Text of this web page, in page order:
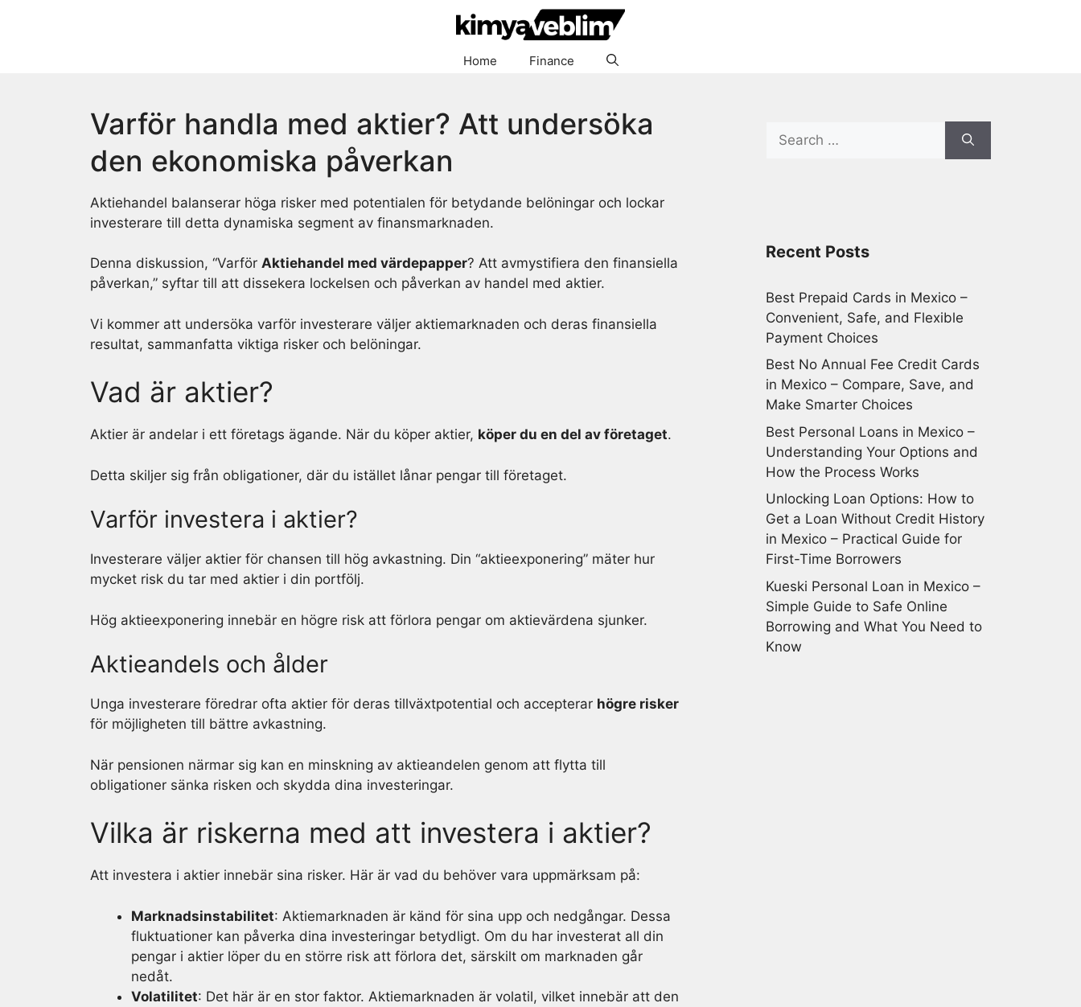
Home Finance
Varför handla med aktier? Att undersöka
den ekonomiska påverkan
Aktiehandel balanserar höga risker med potentialen för betydande belöningar och lockar
investerare till detta dynamiska segment av finansmarknaden.
Denna diskussion, “Varför Aktiehandel med värdepapper? Att avmystifiera den finansiella
påverkan,” syftar till att dissekera lockelsen och påverkan av handel med aktier.
Vi kommer att undersöka varför investerare väljer aktiemarknaden och deras finansiella
resultat, sammanfatta viktiga risker och belöningar.
Vad är aktier?
Aktier är andelar i ett företags ägande. När du köper aktier, köper du en del av företaget.
Detta skiljer sig från obligationer, där du istället lånar pengar till företaget.
Varför investera i aktier?
Investerare väljer aktier för chansen till hög avkastning. Din “aktieexponering” mäter hur
mycket risk du tar med aktier i din portfölj.
Hög aktieexponering innebär en högre risk att förlora pengar om aktievärdena sjunker.
Aktieandels och ålder
Unga investerare föredrar ofta aktier för deras tillväxtpotential och accepterar högre risker
för möjligheten till bättre avkastning.
När pensionen närmar sig kan en minskning av aktieandelen genom att flytta till
obligationer sänka risken och skydda dina investeringar.
Vilka är riskerna med att investera i aktier?
Att investera i aktier innebär sina risker. Här är vad du behöver vara uppmärksam på:
Marknadsinstabilitet: Aktiemarknaden är känd för sina upp och nedgångar. Dessa
fluktuationer kan påverka dina investeringar betydligt. Om du har investerat all din
pengar i aktier löper du en större risk att förlora det, särskilt om marknaden går
nedåt.
Volatilitet: Det här är en stor faktor. Aktiemarknaden är volatil, vilket innebär att den
for:
Recent Posts
Best Prepaid Cards in Mexico –
Convenient, Safe, and Flexible
Payment Choices
Best No Annual Fee Credit Cards
in Mexico – Compare, Save, and
Make Smarter Choices
Best Personal Loans in Mexico –
Understanding Your Options and
How the Process Works
Unlocking Loan Options: How to
Get a Loan Without Credit History
in Mexico – Practical Guide for
First-Time Borrowers
Kueski Personal Loan in Mexico –
Simple Guide to Safe Online
Borrowing and What You Need to
Know